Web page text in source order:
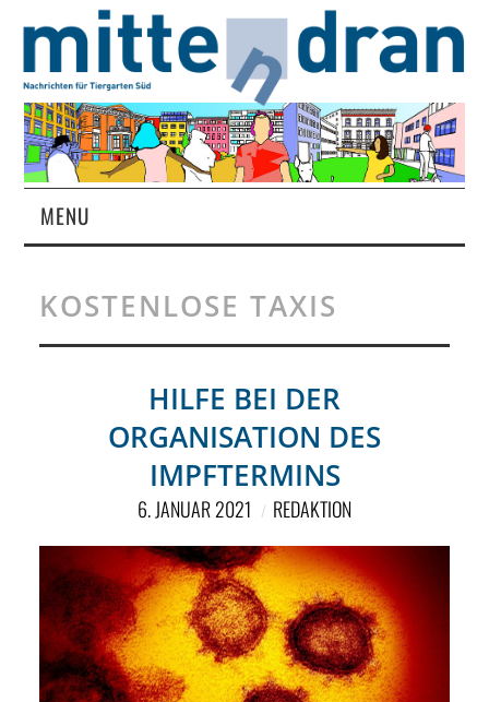
MENU
MAGAZIN
RUBRIKEN
SPONSORING
KONTAKT
KOSTENLOSE TAXIS
HILFE BEI DER
ORGANISATION DES
IMPFTERMINS
6. JANUAR 2021 REDAKTION